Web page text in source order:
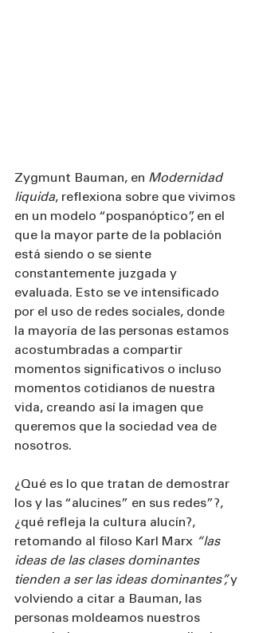
Zygmunt Bauman, en Modernidad
liquida, reflexiona sobre que vivimos
en un modelo “pospanóptico”, en el
que la mayor parte de la población
está siendo o se siente
constantemente juzgada y
evaluada. Esto se ve intensificado
por el uso de redes sociales, donde
la mayoría de las personas estamos
acostumbradas a compartir
momentos significativos o incluso
momentos cotidianos de nuestra
vida, creando así la imagen que
queremos que la sociedad vea de
nosotros.
¿Qué es lo que tratan de demostrar
los y las “alucines” en sus redes”?,
¿qué refleja la cultura alucín?,
retomando al filoso Karl Marx “las
ideas de las clases dominantes
tienden a ser las ideas dominantes”, y
volviendo a citar a Bauman, las
personas moldeamos nuestros